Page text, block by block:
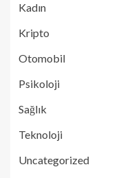
Kadın
Kripto
Otomobil
Psikoloji
Sağlık
Teknoloji
Uncategorized